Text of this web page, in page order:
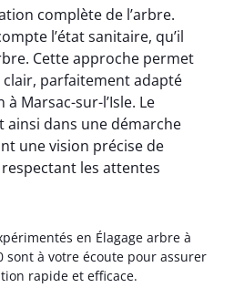
complète de l’arbre.
l’état sanitaire, qu’il
Cette approche permet
parfaitement adapté
Marsac-sur-l’Isle. Le
ainsi dans une démarche
une vision précise de
les attentes
en Élagage arbre à
sont à votre écoute pour assurer
rapide et efficace.